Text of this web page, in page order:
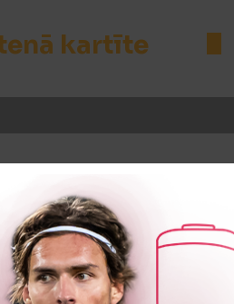
kartīte
kartīte